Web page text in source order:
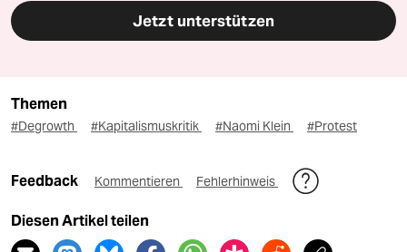
Jetzt unterstützen
Themen
#Degrowth #Kapitalismuskritik #Naomi Klein #Protest
Feedback Kommentieren Fehlerhinweis
Diesen Artikel teilen